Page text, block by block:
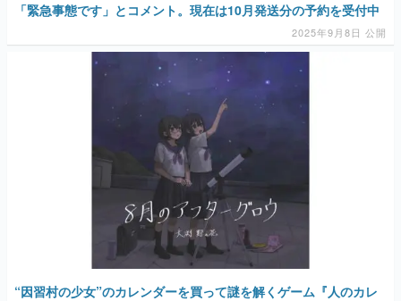
「緊急事態です」とコメント。現在は10月発送分の予約を受付中
2025年9月8日 公開
“因習村の少女”のカレンダーを買って謎を解くゲーム『人のカレ